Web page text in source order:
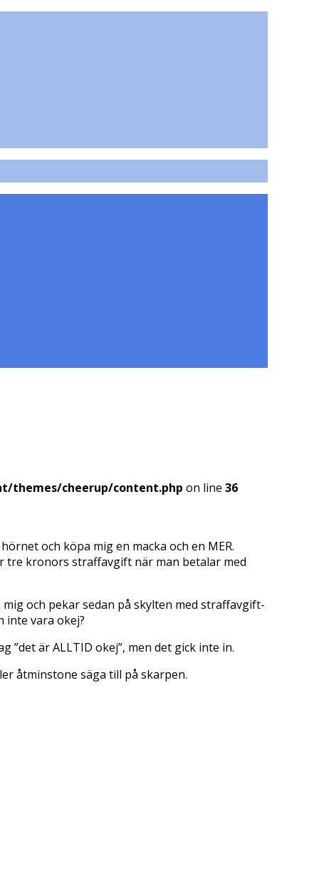
themes/cheerup/content.php on line 36
och köpa mig en macka och en MER.
tre kronors straffavgift när man betalar med
och pekar sedan på skylten med straffavgift-
inte vara okej?
är ALLTID okej”, men det gick inte in.
åtminstone säga till på skarpen.